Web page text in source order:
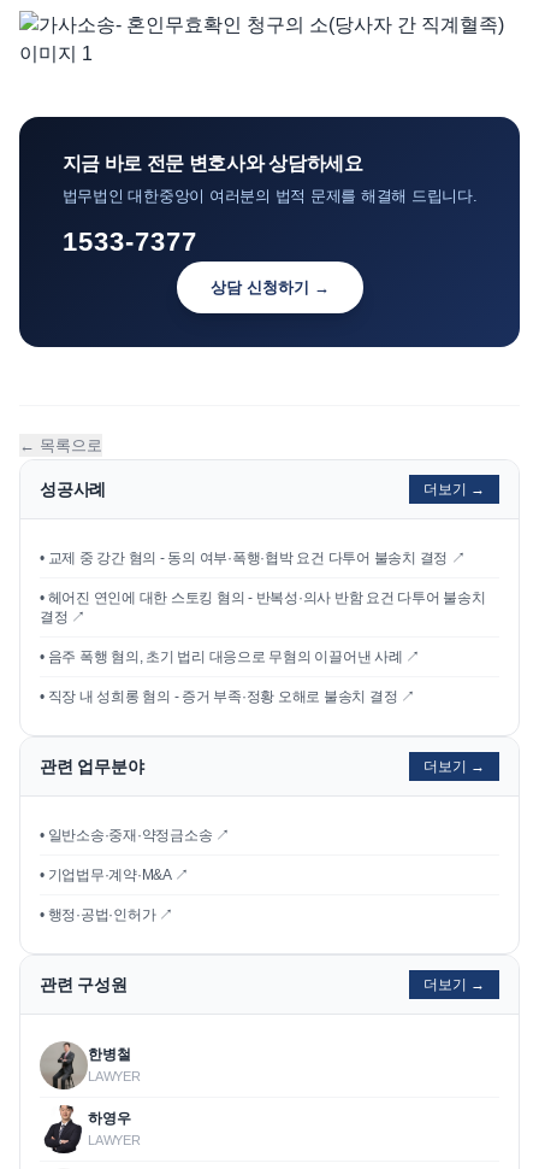
뉴스레터/브로슈어
지금 바로 전문 변호사와 상담하세요
법무법인 대한중앙이 여러분의 법적 문제를 해결해 드립니다.
1533-7377
상담 신청하기 →
← 목록으로
성공사례 더보기 →
• 교제 중 강간 혐의 - 동의 여부·폭행·협박 요건 다투어 불송치 결정 ↗
• 헤어진 연인에 대한 스토킹 혐의 - 반복성·의사 반함 요건 다투어 불송치
결정 ↗
• 음주 폭행 혐의, 초기 법리 대응으로 무혐의 이끌어낸 사례 ↗
• 직장 내 성희롱 혐의 - 증거 부족·정황 오해로 불송치 결정 ↗
관련 업무분야 더보기 →
• 일반소송·중재·약정금소송 ↗
• 기업법무·계약·M&A ↗
• 행정·공법·인허가 ↗
관련 구성원 더보기 →
한병철
LAWYER
하영우
LAWYER